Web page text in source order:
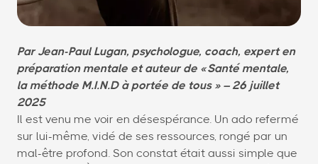
Par Jean-Paul Lugan, psychologue, coach, expert en
préparation mentale et auteur de « Santé mentale,
la méthode M.I.N.D à portée de tous » – 26 juillet
2025
Il est venu me voir en désespérance. Un ado refermé
sur lui-même, vidé de ses ressources, rongé par un
mal-être profond. Son constat était aussi simple que